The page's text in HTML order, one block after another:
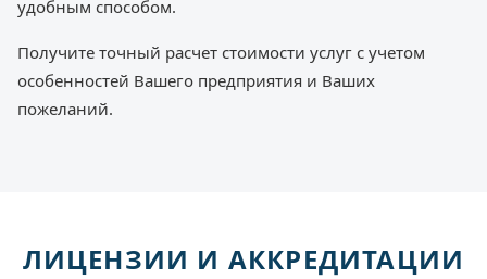
удобным способом.
Получите точный расчет стоимости услуг с учетом
особенностей Вашего предприятия и Ваших
пожеланий.
ЛИЦЕНЗИИ И АККРЕДИТАЦИИ